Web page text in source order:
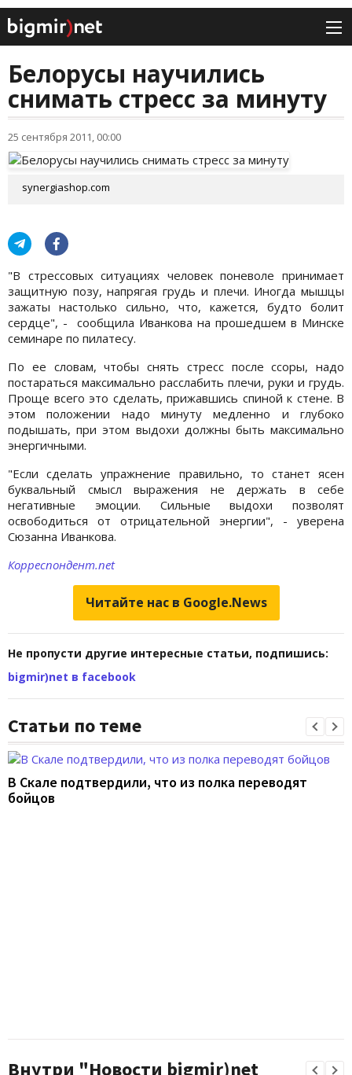
Белорусы научились
снимать стресс за минуту
25 сентября 2011, 00:00
synergiashop.com
"В стрессовых ситуациях человек поневоле принимает
защитную позу, напрягая грудь и плечи. Иногда мышцы
зажаты настолько сильно, что, кажется, будто болит
сердце", - сообщила Иванкова на прошедшем в Минске
семинаре по пилатесу.
По ее словам, чтобы снять стресс после ссоры, надо
постараться максимально расслабить плечи, руки и грудь.
Проще всего это сделать, прижавшись спиной к стене. В
этом положении надо минуту медленно и глубоко
подышать, при этом выдохи должны быть максимально
энергичными.
"Если сделать упражнение правильно, то станет ясен
буквальный смысл выражения не держать в себе
негативные эмоции. Сильные выдохи позволят
освободиться от отрицательной энергии", - уверена
Сюзанна Иванкова.
Корреспондент.net
Читайте нас в Google.News
Не пропусти другие интересные статьи, подпишись:
bigmir)net в facebook
Статьи по теме
В Скале подтвердили, что из полка переводят
бойцов
Внутри "Новости bigmir)net